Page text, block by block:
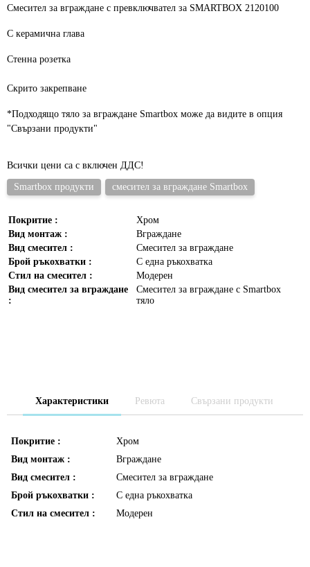
Смесител за вграждане с превключвател за SMARTBOX 2120100
С керамична глава
Стенна розетка
Скрито закрепване
*Подходящо тяло за вграждане Smartbox може да видите в опция
"Свързани продукти"
Всички цени са с включен ДДС!
Smartbox продукти смесител за вграждане Smartbox
Покритие :
Хром
Вид монтаж :
Вграждане
Вид смесител :
Смесител за вграждане
Брой ръкохватки :
С една ръкохватка
Стил на смесител :
Модерен
Вид смесител за вграждане
:
Смесител за вграждане с Smartbox
тяло
Характеристики Ревюта Свързани продукти
Покритие :
Хром
Вид монтаж :
Вграждане
Вид смесител :
Смесител за вграждане
Брой ръкохватки :
С една ръкохватка
Стил на смесител :
Модерен